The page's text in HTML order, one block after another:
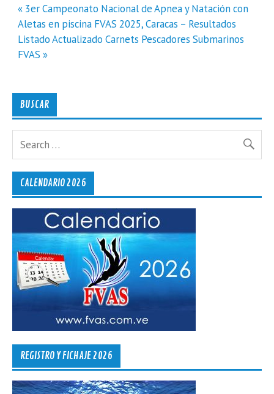
Navegación
de
entradas
« 3er Campeonato Nacional de Apnea y Natación con
Aletas en piscina FVAS 2025, Caracas – Resultados
Listado Actualizado Carnets Pescadores Submarinos
FVAS »
BUSCAR
CALENDARIO 2026
REGISTRO Y FICHAJE 2026